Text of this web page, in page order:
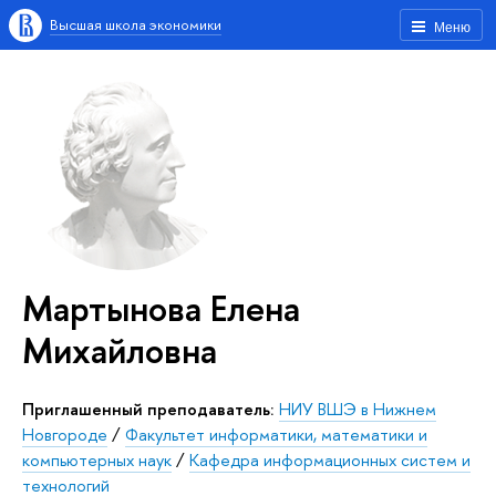
Меню
Высшая школа экономики
Мартынова Елена
Михайловна
Приглашенный преподаватель: НИУ ВШЭ в Нижнем
Новгороде /Факультет информатики, математики и
компьютерных наук/Кафедра информационных систем и
технологий